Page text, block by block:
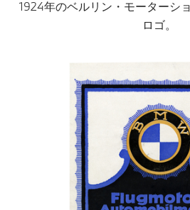
1924年のベルリン・モーターシ
ロゴ。